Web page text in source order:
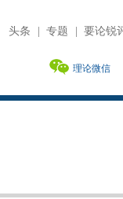
头条 专题 要论锐
理论微信